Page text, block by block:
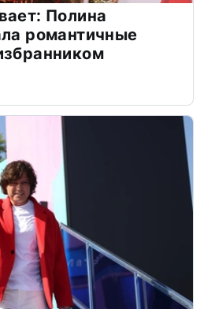
Полина
романтичные